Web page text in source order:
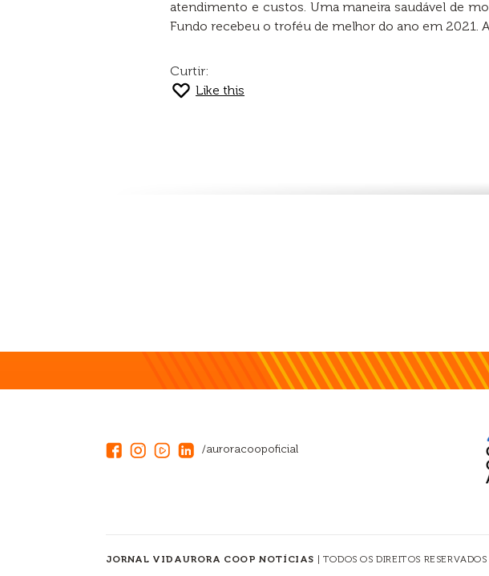
atendimento e custos. Uma maneira saudável de
Fundo recebeu o troféu de melhor do ano em 2021.
Curtir:
Like this
/auroracoopoficial
JORNAL VIDAURORA COOP NOTÍCIAS | TODOS OS DIREITOS RESERVADOS